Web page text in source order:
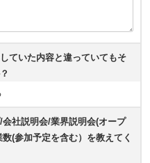
ていた内容と違っていてもそ
社説明会/業界説明会(オープ
(参加予定を含む）を教えてく